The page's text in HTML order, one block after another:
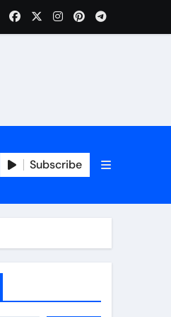
врачи
Subscribe